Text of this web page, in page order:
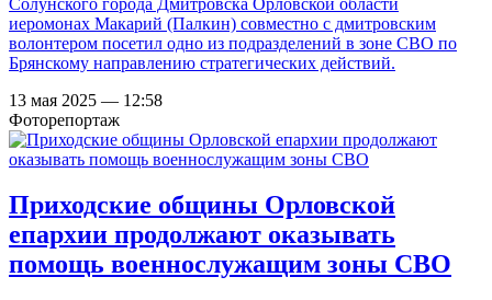
иеромонах Макарий (Палкин) совместно с дмитровским
волонтером посетил одно из подразделений в зоне СВО по
Брянскому направлению стратегических действий.
13 мая 2025 — 12:58
Фоторепортаж
Приходские общины Орловской
епархии продолжают оказывать
помощь военнослужащим зоны СВО